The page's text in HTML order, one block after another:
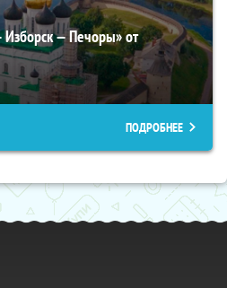
— Печоры» от
ПОДРОБНЕЕ